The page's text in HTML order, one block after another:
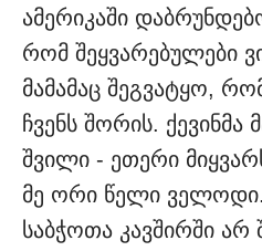
ამერიკაში
რომ შეყვარებულები
მამამაც შეგვატყო,
ჩვენს შორის. ქევინმა
შვილი - ეთერი
მე ორი წელი
საბჭოთა კავშირში არ